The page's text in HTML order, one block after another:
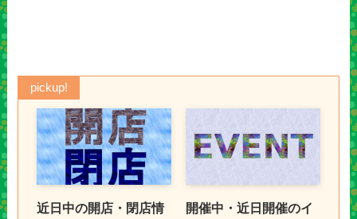
pickup!
近日中の開店・閉店情
開催中・近日開催のイ